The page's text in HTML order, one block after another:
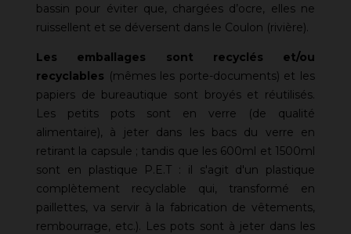
bassin pour éviter que, chargées d’ocre, elles ne
ruissellent et se déversent dans le Coulon (rivière).
Les emballages sont recyclés et/ou
recyclables (mêmes les porte-documents) et les
papiers de bureautique sont broyés et réutilisés.
Les petits pots sont en verre (de qualité
alimentaire), à jeter dans les bacs du verre en
retirant la capsule ; tandis que les 600ml et 1500ml
sont en plastique P.E.T : il s'agit d'un plastique
complètement recyclable qui, transformé en
paillettes, va servir à la fabrication de vêtements,
rembourrage, etc.). Les pots sont à jeter dans les